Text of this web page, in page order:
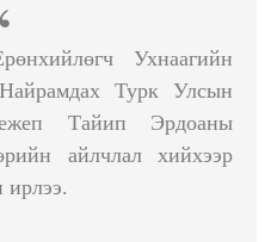
Ухнаагийн
Турк Улсын
Тайип Эрдоаны
айлчлал хийхээр
ирлээ.